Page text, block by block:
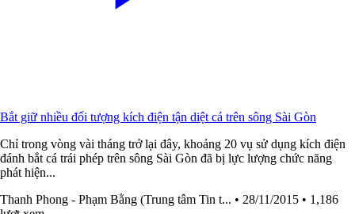
Bắt giữ nhiều đối tượng kích điện tận diệt cá trên sông Sài Gòn
Chỉ trong vòng vài tháng trở lại đây, khoảng 20 vụ sử dụng kích điện
đánh bắt cá trái phép trên sông Sài Gòn đã bị lực lượng chức năng
phát hiện...
Thanh Phong - Phạm Bằng (Trung tâm Tin t... • 28/11/2015 • 1,186